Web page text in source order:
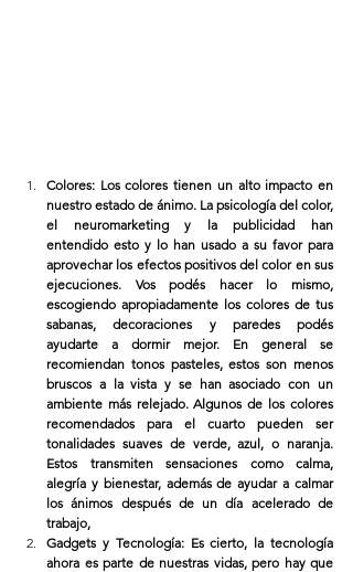
Colores: Los colores tienen un alto impacto en
nuestro estado de ánimo. La psicología del color,
el neuromarketing y la publicidad han
entendido esto y lo han usado a su favor para
aprovechar los efectos positivos del color en sus
ejecuciones. Vos podés hacer lo mismo,
escogiendo apropiadamente los colores de tus
sabanas, decoraciones y paredes podés
ayudarte a dormir mejor. En general se
recomiendan tonos pasteles, estos son menos
bruscos a la vista y se han asociado con un
ambiente más relejado. Algunos de los colores
recomendados para el cuarto pueden ser
tonalidades suaves de verde, azul, o naranja.
Estos transmiten sensaciones como calma,
alegría y bienestar, además de ayudar a calmar
los ánimos después de un día acelerado de
trabajo,
Gadgets y Tecnología: Es cierto, la tecnología
ahora es parte de nuestras vidas, pero hay que